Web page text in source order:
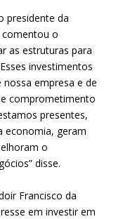
presidente da
comentou o
as estruturas para
investimentos
empresa e de
comprometimento
presentes,
economia, geram
o
disse.
Francisco da
em investir em